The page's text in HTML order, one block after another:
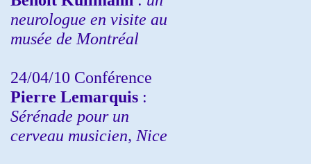
neurologue en visite au
musée de Montréal
24/04/10 Conférence
Pierre Lemarquis :
Sérénade pour un
cerveau musicien, Nice